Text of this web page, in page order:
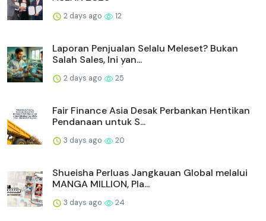
2 days ago 12
Laporan Penjualan Selalu Meleset? Bukan
Salah Sales, Ini yan...
2 days ago 25
Fair Finance Asia Desak Perbankan Hentikan
Pendanaan untuk S...
3 days ago 20
Shueisha Perluas Jangkauan Global melalui
MANGA MILLION, Pla...
3 days ago 24